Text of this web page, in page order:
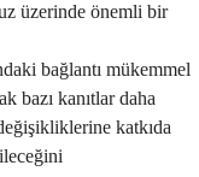
üzerinde önemli bir
bağlantı mükemmel
bazı kanıtlar daha
katkıda